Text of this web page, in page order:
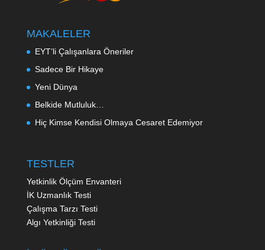
MAKALELER
EYT’li Çalışanlara Öneriler
Sadece Bir Hikaye
Yeni Dünya
Belkide Mutluluk…
Hiç Kimse Kendisi Olmaya Cesaret Edemiyor
TESTLER
Yetkinlik Ölçüm Envanteri
İK Uzmanlık Testi
Çalışma Tarzı Testi
Algı Yetkinliği Testi